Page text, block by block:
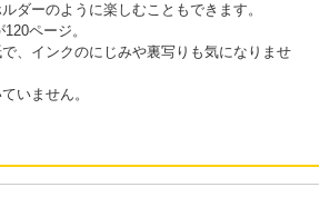
ダーのように楽しむこともできます。
ページ。
、インクのにじみや裏写りも気になりませ
いません。